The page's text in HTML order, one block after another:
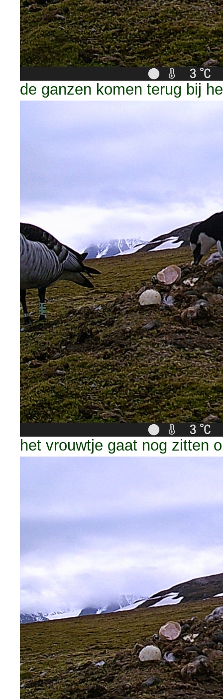
de ganzen komen terug bij
het vrouwtje gaat nog zitten